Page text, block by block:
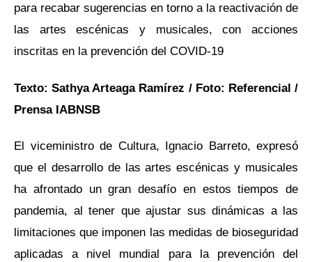
para recabar sugerencias en torno a la reactivación de
las artes escénicas y musicales, con acciones
inscritas en la prevención del COVID-19
Texto: Sathya Arteaga Ramírez / Foto: Referencial /
Prensa IABNSB
El viceministro de Cultura, Ignacio Barreto, expresó
que el desarrollo de las artes escénicas y musicales
ha afrontado un gran desafío en estos tiempos de
pandemia, al tener que ajustar sus dinámicas a las
limitaciones que imponen las medidas de bioseguridad
aplicadas a nivel mundial para la prevención del